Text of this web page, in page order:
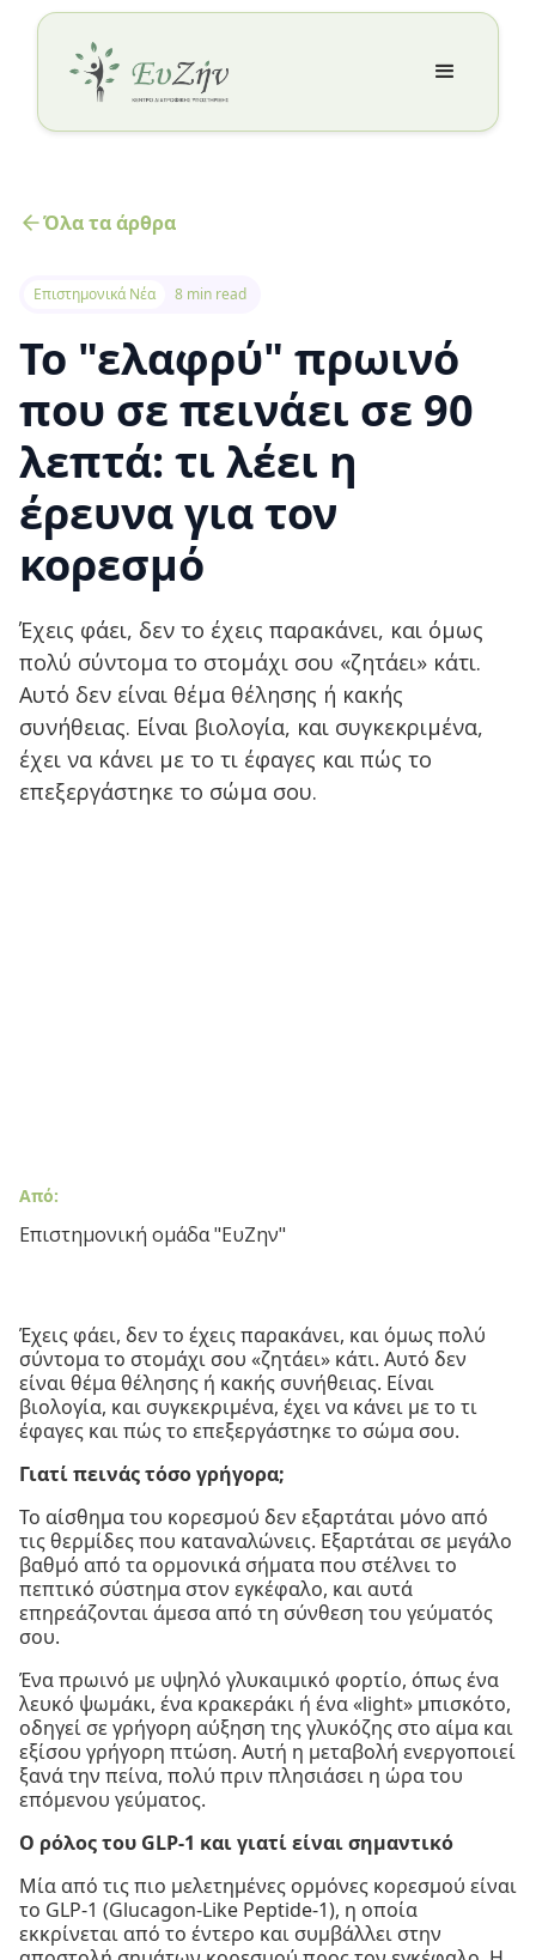
Όλα τα άρθρα
Επιστημονικά Νέα 8 min read
Το "ελαφρύ" πρωινό
που σε πεινάει σε 90
λεπτά: τι λέει η
έρευνα για τον
κορεσμό
Έχεις φάει, δεν το έχεις παρακάνει, και όμως
πολύ σύντομα το στομάχι σου «ζητάει» κάτι.
Αυτό δεν είναι θέμα θέλησης ή κακής
συνήθειας. Είναι βιολογία, και συγκεκριμένα,
έχει να κάνει με το τι έφαγες και πώς το
επεξεργάστηκε το σώμα σου.
Από:
Επιστημονική ομάδα "ΕυΖην"
Έχεις φάει, δεν το έχεις παρακάνει, και όμως πολύ
σύντομα το στομάχι σου «ζητάει» κάτι. Αυτό δεν
είναι θέμα θέλησης ή κακής συνήθειας. Είναι
βιολογία, και συγκεκριμένα, έχει να κάνει με το τι
έφαγες και πώς το επεξεργάστηκε το σώμα σου.
Γιατί πεινάς τόσο γρήγορα;
Το αίσθημα του κορεσμού δεν εξαρτάται μόνο από
τις θερμίδες που καταναλώνεις. Εξαρτάται σε μεγάλο
βαθμό από τα ορμονικά σήματα που στέλνει το
πεπτικό σύστημα στον εγκέφαλο, και αυτά
επηρεάζονται άμεσα από τη σύνθεση του γεύματός
σου.
Ένα πρωινό με υψηλό γλυκαιμικό φορτίο, όπως ένα
λευκό ψωμάκι, ένα κρακεράκι ή ένα «light» μπισκότο,
οδηγεί σε γρήγορη αύξηση της γλυκόζης στο αίμα και
εξίσου γρήγορη πτώση. Αυτή η μεταβολή ενεργοποιεί
ξανά την πείνα, πολύ πριν πλησιάσει η ώρα του
επόμενου γεύματος.
Ο ρόλος του GLP-1 και γιατί είναι σημαντικό
Μία από τις πιο μελετημένες ορμόνες κορεσμού είναι
το GLP-1 (Glucagon-Like Peptide-1), η οποία
εκκρίνεται από το έντερο και συμβάλλει στην